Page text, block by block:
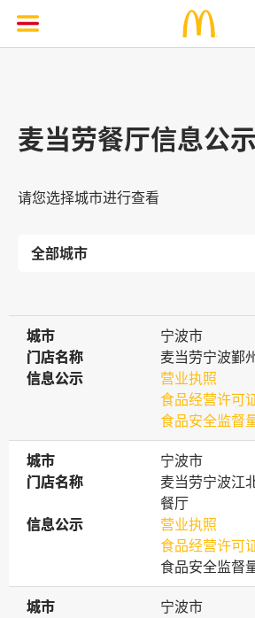
麦当劳餐厅信息公示
请您选择城市进行查看
城市
城市
宁波市
门店名称
门店名称
麦当劳宁波鄞
信息公示
信息公示
营业执照
食品经营许可
食品安全监督
城市
城市
宁波市
门店名称
门店名称
麦当劳宁波江
餐厅
信息公示
信息公示
营业执照
食品经营许可
食品安全监督
城市
城市
宁波市